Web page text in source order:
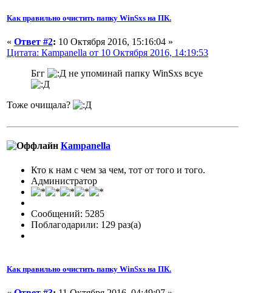
Как правильно очистить папку WinSxs на ПК.
« Ответ #2: 10 Октября 2016, 15:16:04 »
Цитата: Кampanella от 10 Октября 2016, 14:19:53
Бгг
не упоминай папку WinSxs всуе
Тоже очищала?
Кampanella
Кто к нам с чем за чем, тот от того и того.
Администратор
Сообщений: 5285
Поблагодарили: 129 раз(а)
Как правильно очистить папку WinSxs на ПК.